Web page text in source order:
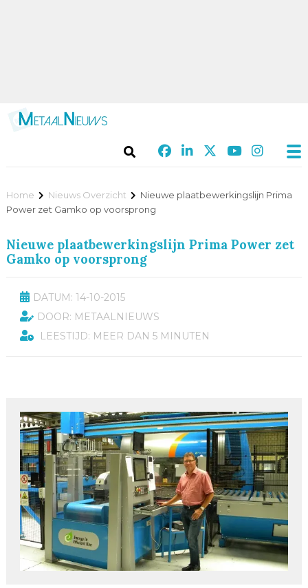
Home Nieuws Overzicht
Nieuwe plaatbewerkingslijn Prima
Power zet Gamko op voorsprong
Nieuwe plaatbewerkingslijn Prima Power zet
Gamko op voorsprong
DATUM: 14-10-2015
DOOR: METAALNIEUWS
LEESTIJD: MEER DAN 5 MINUTEN